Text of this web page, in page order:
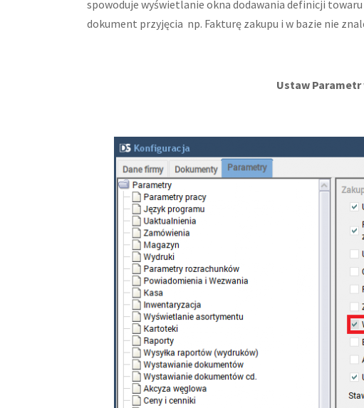
spowoduje wyświetlanie okna dodawania definicji
dokument przyjęcia np. Fakturę zakupu i w bazie nie
Ustaw